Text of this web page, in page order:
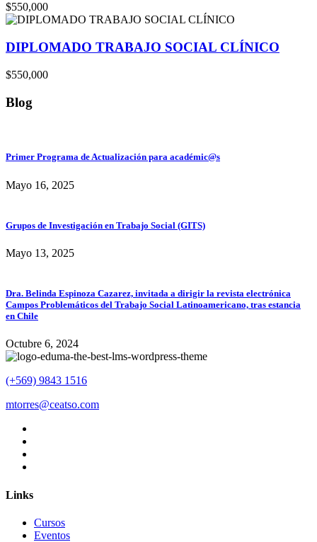
$550,000
DIPLOMADO TRABAJO SOCIAL CLÍNICO
$550,000
Blog
Primer Programa de Actualización para académic@s
Mayo 16, 2025
Grupos de Investigación en Trabajo Social (GITS)
Mayo 13, 2025
Dra. Belinda Espinoza Cazarez, invitada a dirigir la revista electrónica
Campos Problemáticos del Trabajo Social Latinoamericano, tras estancia
en Chile
Octubre 6, 2024
(+569) 9843 1516
mtorres@ceatso.com
Links
Cursos
Eventos